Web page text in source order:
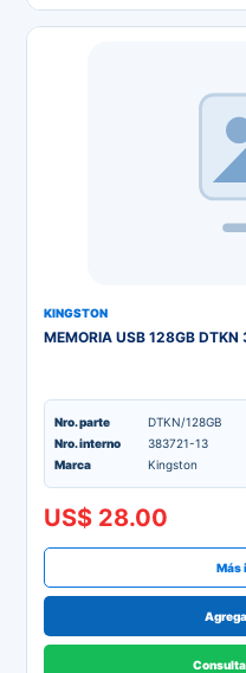
KINGSTON
MEMORIA USB 128GB
Nro. parte
DTKN/128GB
Nro. interno
383721-13
Marca
Kingston
US$ 28.00
Más